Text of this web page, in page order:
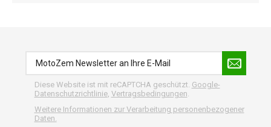
Diese Website ist mit reCAPTCHA geschützt. Google-
Datenschutzrichtlinie, Vertragsbedingungen
Weitere Informationen zur Verarbeitung personenbezogener
Daten.